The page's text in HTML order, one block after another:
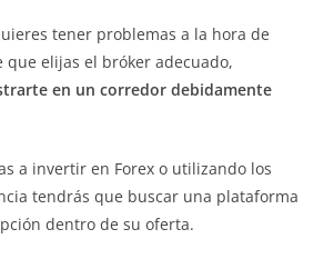
tener problemas a la hora de
elijas el bróker adecuado,
en un corredor debidamente
a invertir en Forex o utilizando los
tendrás que buscar una plataforma
dentro de su oferta.